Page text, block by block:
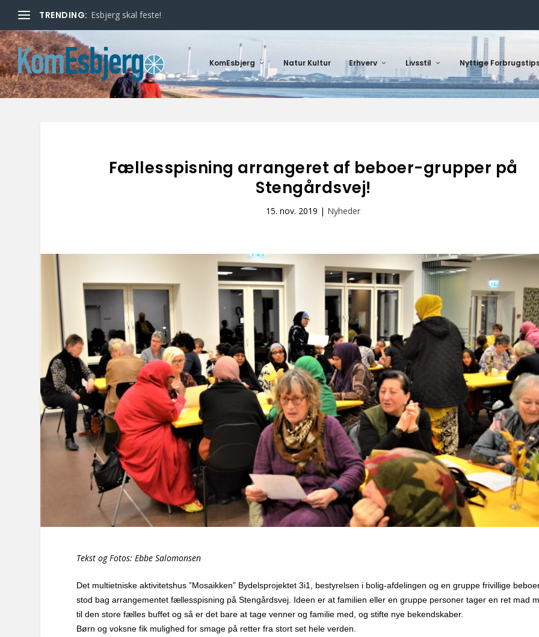
TRENDING: Esbjerg skal feste!
KomEsbjerg Natur Kultur Erhverv Livsstil Nyttige
Fællesspisning arrangeret af beboer-grupper på
Stengårdsvej!
15. nov. 2019 | Nyheder
Tekst og Fotos: Ebbe Salomonsen
Det multietniske aktivitetshus ”Mosaikken” Bydelsprojektet 3i1, bestyrelsen i bolig-afdelingen og en gruppe frivillige
stod bag arrangementet fællesspisning på Stengårdsvej. Ideen er at familien eller en gruppe personer tager en ret mad
til den store fælles buffet og så er det bare at tage venner og familie med, og stifte nye bekendskaber.
Børn og voksne fik mulighed for smage på retter fra stort set hele verden.